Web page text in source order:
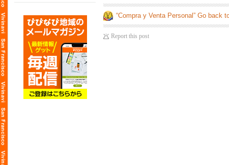
“Compra y Venta Personal” Go back
Report this post